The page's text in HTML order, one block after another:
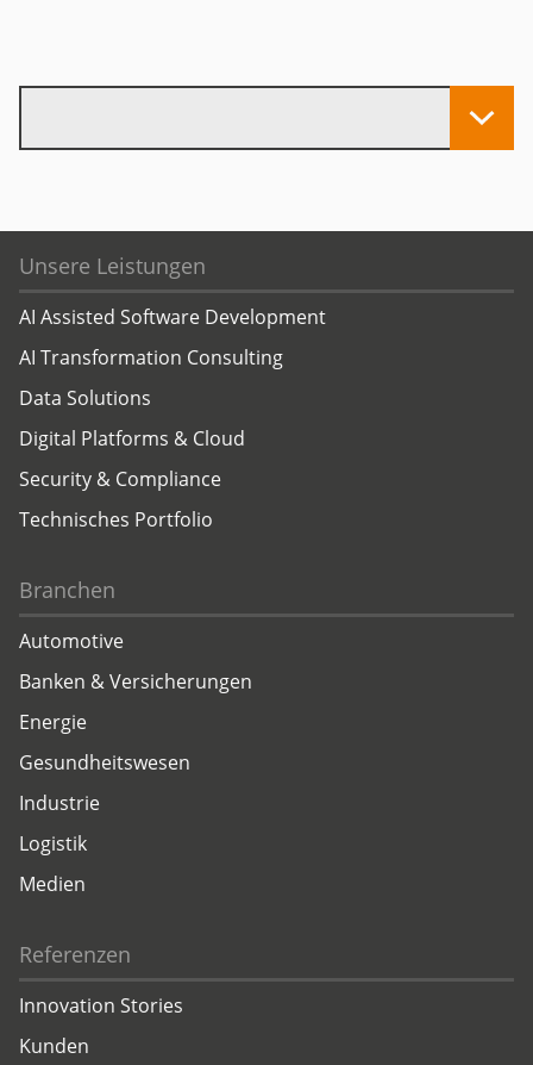
Unsere Leistungen
AI Assisted Software Development
AI Transformation Consulting
Data Solutions
Digital Platforms & Cloud
Security & Compliance
Technisches Portfolio
Branchen
Automotive
Banken & Versicherungen
Energie
Gesundheitswesen
Industrie
Logistik
Medien
Referenzen
Innovation Stories
Kunden